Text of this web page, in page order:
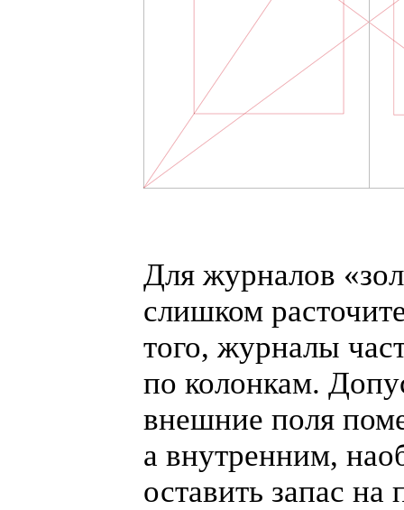
Для журналов «
слишком
того, журналы
по колонкам.
внешние поля
а внутренним,
оставить запас на